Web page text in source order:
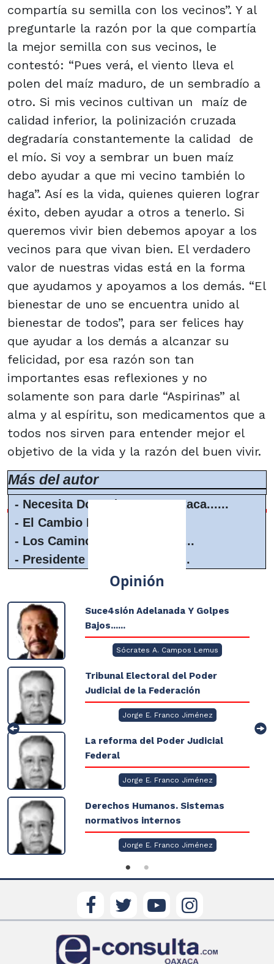
compartía su semilla con los vecinos”. Y al
preguntarle la razón por la que compartía
la mejor semilla con sus vecinos, le
contestó: “Pues verá, el viento lleva el
polen del maíz maduro, de un sembradío a
otro. Si mis vecinos cultivan un maíz de
calidad inferior, la polinización cruzada
degradaría constantemente la calidad de
el mío. Si voy a sembrar un buen maíz
debo ayudar a que mi vecino también lo
haga”. Así es la vida, quienes quieren lograr
éxito, deben ayudar a otros a tenerlo. Si
queremos vivir bien debemos apoyar a los
vecinos para que vivan bien. El verdadero
valor de nuestras vidas está en la forma
que ayudamos y apoyamos a los demás. “El
bienestar de uno se encuentra unido al
bienestar de todos”, para ser felices hay
que ayudar a los demás a alcanzar su
felicidad, por esa razón son tan
importantes esas reflexiones y no
solamente son para darle “Aspirinas” al
alma y al espíritu, son medicamentos que a
todos nos sirven para entender mejor el
objetivo de la vida y la razón del buen vivir.
Más del autor
- Necesita Domador Para Oaxaca......
- El Cambio Ideológico.......
- Los Caminos De La Vida........
- Presidente Solo, Solitito.......
Opinión
Suce4sión Adelanada Y Golpes
Bajos......
Sócrates A. Campos Lemus
Tribunal Electoral del Poder
Judicial de la Federación
Jorge E. Franco Jiménez
La reforma del Poder Judicial
Federal
Jorge E. Franco Jiménez
Derechos Humanos. Sistemas
normativos internos
Jorge E. Franco Jiménez